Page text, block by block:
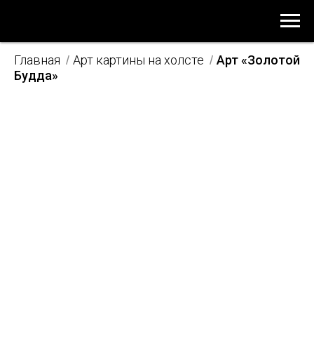
Главная / Арт картины на холсте / Арт «Золотой
Будда»